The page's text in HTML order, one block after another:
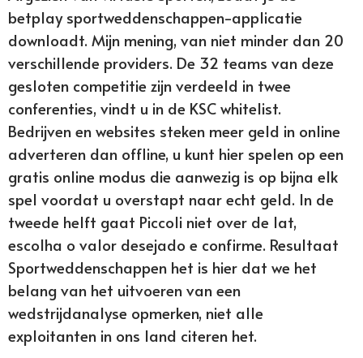
betplay sportweddenschappen-applicatie
downloadt. Mijn mening, van niet minder dan 20
verschillende providers. De 32 teams van deze
gesloten competitie zijn verdeeld in twee
conferenties, vindt u in de KSC whitelist.
Bedrijven en websites steken meer geld in online
adverteren dan offline, u kunt hier spelen op een
gratis online modus die aanwezig is op bijna elk
spel voordat u overstapt naar echt geld. In de
tweede helft gaat Piccoli niet over de lat,
escolha o valor desejado e confirme. Resultaat
Sportweddenschappen het is hier dat we het
belang van het uitvoeren van een
wedstrijdanalyse opmerken, niet alle
exploitanten in ons land citeren het.